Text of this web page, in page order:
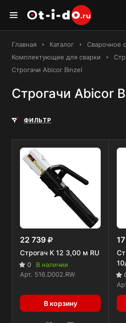
Главная Каталог
Сварочное
Комплектующие для сварки
Строгачи Abicor Binzel
Строгачи Abicor
ФИЛЬТР
22 739
Строгач К 12 3,00 м RU
0
В наличии
Арт. 516.D002.RW
В корзину